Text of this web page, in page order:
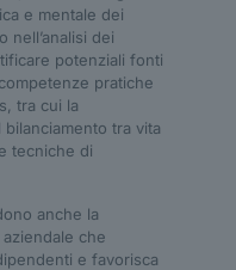
e mentale dei
nell’analisi dei
potenziali fonti
pratiche
tra cui la
tra vita
tecniche di
anche la
che
e favorisca